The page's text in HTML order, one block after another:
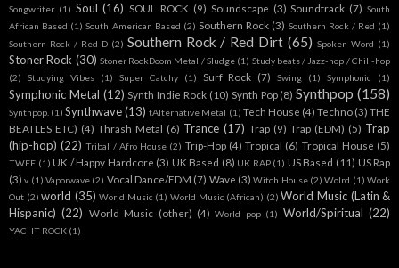
Songwriter (1) Soul (16) SOUL ROCK (9) Soundscape (3) Soundtrack (7) South
African Based (1) South American Based (2) Southern Rock (3) Southern Rock / Red (1)
Southern Rock / Red D (2) Southern Rock / Red Dirt (65) Spoken Word (1)
Stoner Rock (30) Stoner RockDoom Metal / Sludge (1) Study beats / Jazz-hop / Chill-hop
(2)
Studying Vibes (1) Super Catchy (1) Surf Rock (7) Swing (1) Symphonic (1)
Symphonic Metal (12) Synth Indie Rock (10) Synth Pop (8) Synthpop (158)
Synthpop. (1) Synthwave (13) tAlternative Metal (1) Tech House (4) Techno (3) THE
BEATLES ETC) (4) Thrash Metal (6) Trance (17) Trap (9) Trap (EDM) (5) Trap
(hip-hop) (22) Tribal / Afro House (2) Trip-Hop (4) Tropical (6) Tropical House (5)
TWEE (1) UK / Happy Hardcore (3) UK Based (8) UK RAP (1) US Based (11) US Rap
(3) v (1) Vaporwave (2) Vocal Dance/EDM (7) Wave (3) Witch House (2) Wolrd (1) Work
Out (2) world (35) World Music (1) World Music (African) (2) World Music (Latin &
Hispanic) (22) World Music (other) (4) World pop (1) World/Spiritual (22)
YACHT ROCK (1)